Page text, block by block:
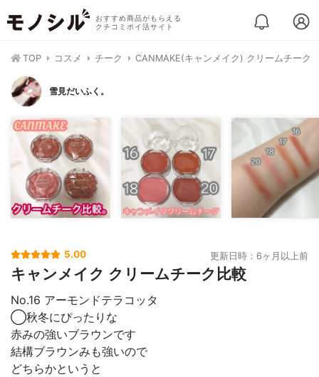
おすすめ商品がもらえる
クチコミポイ活サイト
TOP コスメ チーク CANMAKE(キャンメイク) クリームチーク
雪見だいふく。
5.00 更新日時：6ヶ月以上前
キャンメイク クリームチーク比較
No.16 アーモンドテラコッタ
◯秋冬にぴったりな
赤みの強いブラウンです
結構ブラウンみも強いので
どちらかというと